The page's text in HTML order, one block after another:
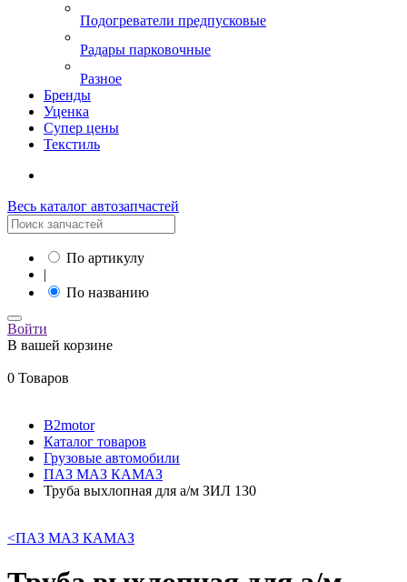
Подогреватели предпусковые
Радары парковочные
Разное
Бренды
Уценка
Супер цены
Текстиль
Весь каталог автозапчастей
По артикулу
|
По названию
Войти
В вашей корзине
0 Товаров
B2motor
Каталог товаров
Грузовые автомобили
ПАЗ МАЗ КАМАЗ
Труба выхлопная для а/м ЗИЛ 130
<ПАЗ МАЗ КАМАЗ